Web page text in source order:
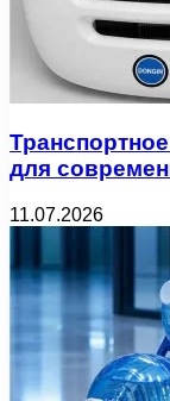
для
11.07.2026